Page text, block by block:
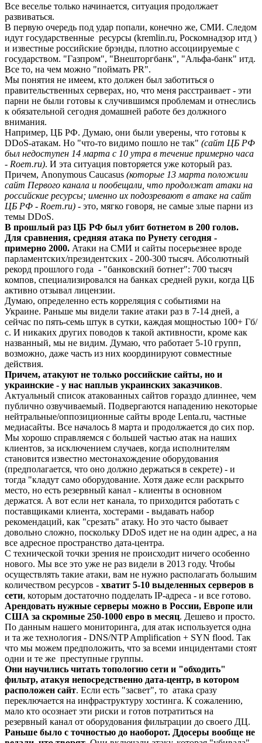
Все веселье только начинается, ситуация продолжает
развиваться.
В первую очередь под удар попали, конечно же, СМИ. Следом
идут государственные ресурсы (kremlin.ru, Роскомнадзор итд )
и известные российские брэнды, плотно ассоциируемые с
государством. "Газпром", "Внешторгбанк", "Альфа-банк" итд.
Все то, на чем можно "поймать PR".
Мы понятия не имеем, кто должен был заботиться о
правительственных серверах, но, что меня расстраивает - эти
парни не были готовы к случившимся проблемам и отнеслись
к обязательной сегодня домашней работе без должного
внимания.
Например, ЦБ РФ. Думаю, они были уверены, что готовы к
DDoS-атакам. Но "что-то видимо пошло не так" (сайт ЦБ РФ
был недоступен 14 марта с 10 утра в течение примерно часа
- Roem.ru). И эта ситуация повторяется уже который раз.
Причем, Anonymous Caucasus (которые 13 марта положили
сайт Первого канала и пообещали, что продолжат атаки на
российские ресурсы; именно их подозревают в атаке на сайт
ЦБ РФ - Roem.ru) - это, мягко говоря, не самые злые парни из
темы DDoS.
В прошлый раз ЦБ РФ был убит ботнетом в 200 голов.
Для сравнения, средняя атака по Рунету сегодня -
примерно 2000. Атаки на СМИ и сайты посерьезнее вроде
парламентских/президентских - 200-300 тысяч. Абсолютный
рекорд прошлого года - "банковский ботнет": 700 тысяч
компов, специализировался на банках средней руки, когда ЦБ
активно отзывал лицензии.
Думаю, определенно есть корреляция с событиями на
Украине. Раньше мы видели такие атаки раз в 7-14 дней, а
сейчас по пять-семь штук в сутки, каждая мощностью 100+ Гб/
с. И никаких других поводов к такой активности, кроме как
названный, мы не видим. Думаю, что работает 5-10 групп,
возможно, даже часть из них координируют совместные
действия.
Причем, атакуют не только российские сайты, но и
украинские - у нас наплыв украинских заказчиков.
Актуальный список атакованных сайтов гораздо длиннее, чем
публично озвучиваемый. Подвергаются нападению некоторые
нейтральные/оппозиционные сайты вроде Lenta.ru, частные
медиасайты. Все началось 8 марта и продолжается до сих пор.
Мы хорошо справляемся с большей частью атак на наших
клиентов, за исключением случаев, когда исполнителям
становится известно местонахождение оборудования
(предполагается, что оно должно держаться в секрете) - и
тогда "кладут само оборудование. Хотя даже если раскрыто
место, но есть резервный канал - клиенты в основном
держатся. А вот если нет канала, то приходится работать с
поставщиками клиента, хостерами - выдавать набор
рекомендаций, как "срезать" атаку. Но это часто бывает
довольно сложно, поскольку DDoS идет не на один адрес, а на
все адресное пространство дата-центра.
С технической точки зрения не происходит ничего особенно
нового. Мы все это уже не раз видели в 2013 году. Чтобы
осуществлять такие атаки, вам не нужно располагать большим
количеством ресурсов - хватит 5-10 выделенных серверов в
сети, которым достаточно подделать IP-адреса - и все готово.
Арендовать нужные серверы можно в России, Европе или
США за скромные 250-1000 евро в месяц. Дешево и просто.
По данным нашего мониторинга, для атак используется одна
и та же технология - DNS/NTP Amplification + SYN flood. Так
что мы можем предположить, что за всеми инцидентами стоят
одни и те же преступные группы.
Они научились читать топологию сети и "обходить"
фильтр, атакуя непосредственно дата-центр, в котором
расположен сайт. Если есть "засвет", то атака сразу
переключается на инфраструктуру хостинга. К сожалению,
мало кто осознает эти риски и готов потратиться на
резервный канал от оборудования фильтрации до своего ДЦ.
Раньше было с точностью до наоборот. Ддосеры вообще не